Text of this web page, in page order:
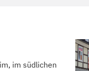
im südlichen